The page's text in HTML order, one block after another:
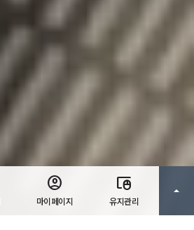
마이페이지 유지관리